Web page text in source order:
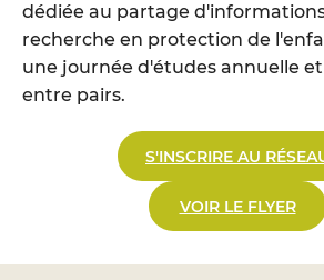
dédiée au partage
recherche en protection de
une journée d'études annuelle
entre pairs.
S'INSCRIRE AU
VOIR LE FLYER